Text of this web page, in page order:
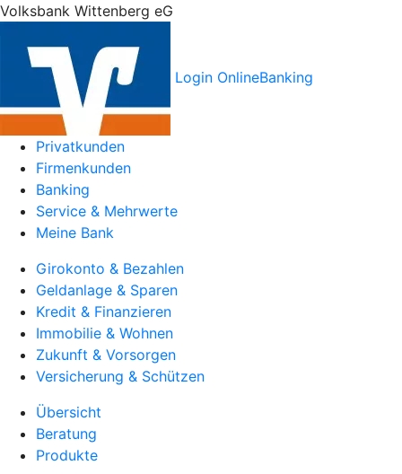
Volksbank Wittenberg eG
Login OnlineBanking
Privatkunden
Firmenkunden
Banking
Service & Mehrwerte
Meine Bank
Girokonto & Bezahlen
Geldanlage & Sparen
Kredit & Finanzieren
Immobilie & Wohnen
Zukunft & Vorsorgen
Versicherung & Schützen
Übersicht
Beratung
Produkte